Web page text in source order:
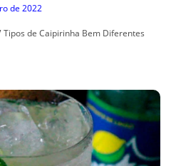
de 2022
Tipos de Caipirinha Bem Diferentes